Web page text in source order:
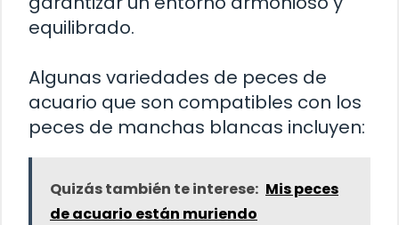
equilibrado.
Algunas variedades de peces de
acuario que son compatibles con los
peces de manchas blancas incluyen:
Quizás también te interese: Mis peces
de acuario están muriendo